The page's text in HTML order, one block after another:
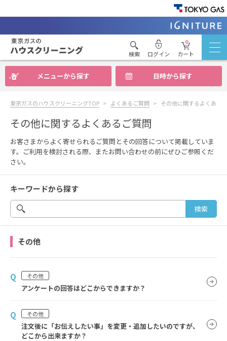
検索 ログイン
0
カート
メニューから探す 日時から探す
東京ガスのハウスクリーニングTOP よくあるご質問 その他に関するよくある
その他に関するよくあるご質問
お客さまからよく寄せられるご質問とその回答について掲載していま
す。ご利用を検討される際、またお問い合わせの前にぜひご参照くだ
さい。
キーワードから探す
その他
Q その他
アンケートの回答はどこからできますか？
Q その他
注文後に「お伝えしたい事」を変更・追加したいのですが、
どこから出来ますか？